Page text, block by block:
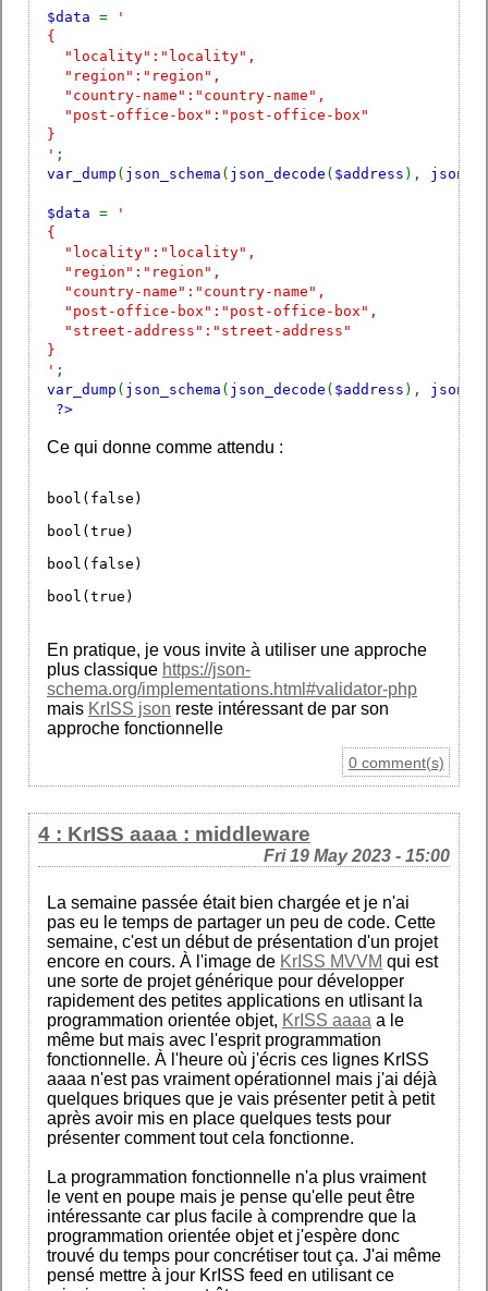
$data =
'
{
"locality":"locality",
"region":"region",
"country-name":"country-name",
"post-office-box":"post-office-box"
}
' ;
var_dump ( json_schema ( json_decode ( $address ),
$data =
'
{
"locality":"locality",
"region":"region",
"country-name":"country-name",
"post-office-box":"post-office-box",
"street-address":"street-address"
}
' ;
var_dump ( json_schema ( json_decode ( $address ),
?>
Ce qui donne comme attendu :
bool(false)
bool(true)
bool(false)
bool(true)
En pratique, je vous invite à utiliser une approche
plus classique https://json-
schema.org/implementations.html#validator-php
mais KrISS json reste intéressant de par son
approche fonctionnelle
0 comment(s)
4 : KrISS aaaa : middleware
Fri 19 May 2023 - 15:00
La semaine passée était bien chargée et je n'ai
pas eu le temps de partager un peu de code. Cette
semaine, c'est un début de présentation d'un projet
encore en cours. À l'image de KrISS MVVM qui est
une sorte de projet générique pour développer
rapidement des petites applications en utlisant la
programmation orientée objet, KrISS aaaa a le
même but mais avec l'esprit programmation
fonctionnelle. À l'heure où j'écris ces lignes KrISS
aaaa n'est pas vraiment opérationnel mais j'ai déjà
quelques briques que je vais présenter petit à petit
après avoir mis en place quelques tests pour
présenter comment tout cela fonctionne.
La programmation fonctionnelle n'a plus vraiment
le vent en poupe mais je pense qu'elle peut être
intéressante car plus facile à comprendre que la
programmation orientée objet et j'espère donc
trouvé du temps pour concrétiser tout ça. J'ai même
pensé mettre à jour KrISS feed en utilisant ce